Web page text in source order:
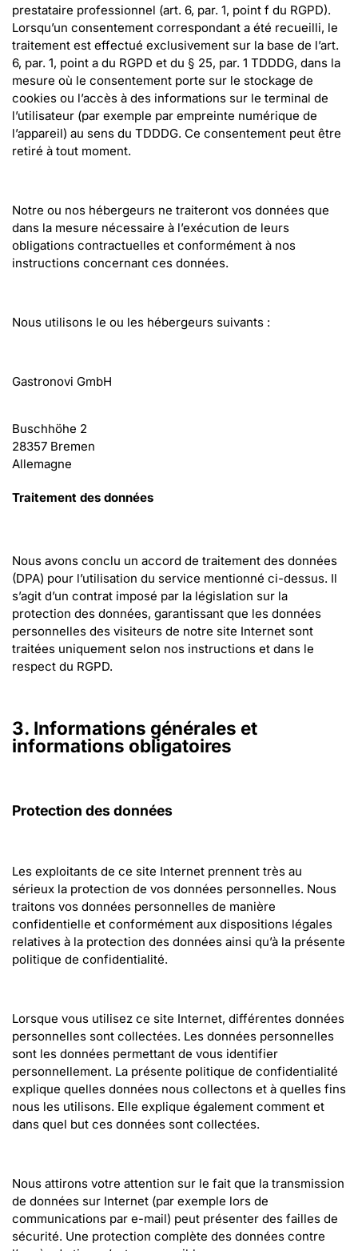
prestataire professionnel (art. 6, par. 1, point f du RGPD).
Lorsqu’un consentement correspondant a été recueilli, le
traitement est effectué exclusivement sur la base de l’art.
6, par. 1, point a du RGPD et du § 25, par. 1 TDDDG, dans la
mesure où le consentement porte sur le stockage de
cookies ou l’accès à des informations sur le terminal de
l’utilisateur (par exemple par empreinte numérique de
l’appareil) au sens du TDDDG. Ce consentement peut être
retiré à tout moment.
Notre ou nos hébergeurs ne traiteront vos données que
dans la mesure nécessaire à l’exécution de leurs
obligations contractuelles et conformément à nos
instructions concernant ces données.
Nous utilisons le ou les hébergeurs suivants :
Gastronovi GmbH
Buschhöhe 2
28357 Bremen
Allemagne
Traitement des données
Nous avons conclu un accord de traitement des données
(DPA) pour l’utilisation du service mentionné ci-dessus. Il
s’agit d’un contrat imposé par la législation sur la
protection des données, garantissant que les données
personnelles des visiteurs de notre site Internet sont
traitées uniquement selon nos instructions et dans le
respect du RGPD.
3. Informations générales et
informations obligatoires
Protection des données
Les exploitants de ce site Internet prennent très au
sérieux la protection de vos données personnelles. Nous
traitons vos données personnelles de manière
confidentielle et conformément aux dispositions légales
relatives à la protection des données ainsi qu’à la présente
politique de confidentialité.
Lorsque vous utilisez ce site Internet, différentes données
personnelles sont collectées. Les données personnelles
sont les données permettant de vous identifier
personnellement. La présente politique de confidentialité
explique quelles données nous collectons et à quelles fins
nous les utilisons. Elle explique également comment et
dans quel but ces données sont collectées.
Nous attirons votre attention sur le fait que la transmission
de données sur Internet (par exemple lors de
communications par e-mail) peut présenter des failles de
sécurité. Une protection complète des données contre